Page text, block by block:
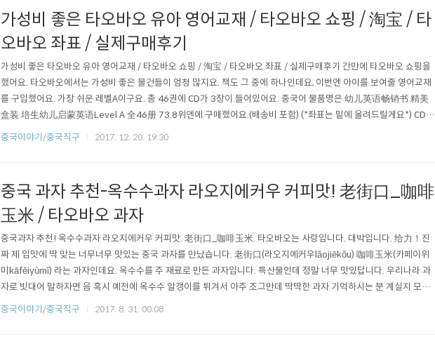
가성비 좋은 타오바오 유아 영어교재 / 타오바오 쇼핑 / 淘宝 / 타
오바오 좌표 / 실제구매후기
가성비 좋은 타오바오 유아 영어교재 / 타오바오 쇼핑 / 淘宝 / 타오바오 좌표 / 실제구매후기 간만에 타오바오 쇼핑을
했어요. 타오바오에서는 가성비 좋은 물건들이 엄청 많지요. 책도 그 중에 하나인데요, 이번엔 아이를 보여줄 영어교재
를 구입했어요. 가장 쉬운 레벨A이구요. 총 46권에 CD가 3장이 들어있어요. 중국어 물품명은 幼儿英语畅销书 精美
盒装 培生幼儿启蒙英语Level A 全46册 73.8위엔에 구매했어요.(배송비 포함) (*좌표는 밑에 올려드릴게요*) CD는
3장에 책 음원이 나눠서 들어있어요. MP3 오디오에서도 재생 가능해요. 책은 이렇게 기분좋게 선물상자(?)처럼 생긴
중국이야기/중국직구 2017. 12. 20. 19:30
중국 과자 추천-옥수수과자 라오지에커우 커피맛! 老街口_咖啡
玉米 / 타오바오 과자
중국과자 추천! 옥수수과자 라오지에커우 커피맛. 老街口_咖啡玉米. 타오바오는 사랑입니다. 대박입니다. 给力！진
짜 제 입맛에 딱 맞는 너무너무 맛있는 중국 과자를 만났습니다. 老街口(라오지에커우lăojiēkǒu) 咖啡玉米(카페이위
미kāfēiyùmǐ) 라는 과자인데요. 옥수수를 주 재료로 만든 과자입니다. 특산물인데 정말 너무 맛있답니다. 우리나라 과
자로 빗대어 말하자면 음 혹시 예전에 옥수수 알갱이를 튀겨서 아주 조그만데 딱딱한 과자 기억하시는 분 계실지 모르
겠습니다. 지금 생각해보니 불량식품의 하나인것 같기도 하네요. (만약 생각나신다면 20대는 아닌걸로 하겠습니다..ㅋ
중국이야기/중국직구 2017. 8. 31. 00:08